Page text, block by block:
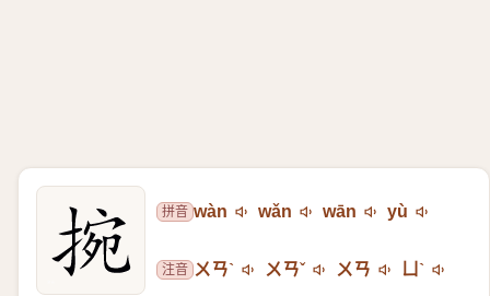
拼音 wàn wǎn wān yù
注音 ㄨㄢˋ ㄨㄢˇ ㄨㄢ ㄩˋ